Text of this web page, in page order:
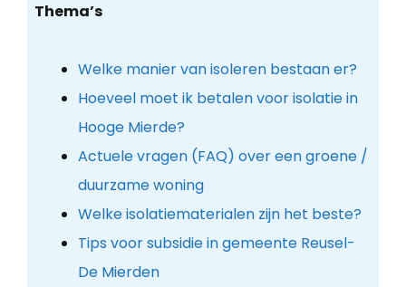
Thema’s
Welke manier van isoleren bestaan er?
Hoeveel moet ik betalen voor isolatie in
Hooge Mierde?
Actuele vragen (FAQ) over een groene /
duurzame woning
Welke isolatiematerialen zijn het beste?
Tips voor subsidie in gemeente Reusel-
De Mierden